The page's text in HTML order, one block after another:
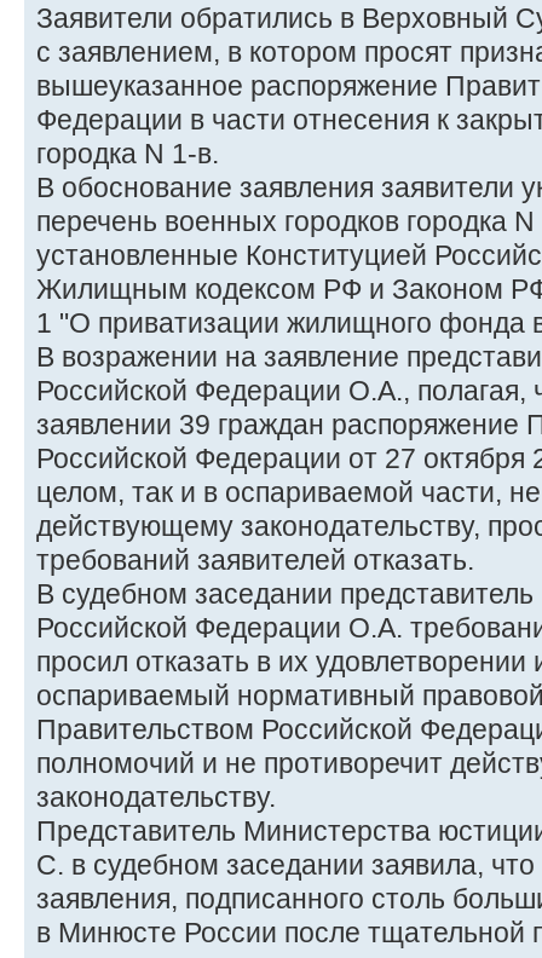
Заявители обратились в Верховный
с заявлением, в котором просят
вышеуказанное распоряжение
Федерации в части отнесения к
городка N 1-в.
В обоснование заявления заявители
перечень военных городков городка
установленные Конституцией
Жилищным кодексом РФ и Законом
1 "О приватизации жилищного фонда
В возражении на заявление
Российской Федерации О.А., полагая,
заявлении 39 граждан распоряжение
Российской Федерации от 27 октября
целом, так и в оспариваемой части,
действующему законодательству,
требований заявителей отказать.
В судебном заседании
Российской Федерации О.А.
просил отказать в их удовлетворении
оспариваемый нормативный
Правительством Российской
полномочий и не противоречит
законодательству.
Представитель Министерства
С. в судебном заседании заявила,
заявления, подписанного столь
в Минюсте России после тщательной